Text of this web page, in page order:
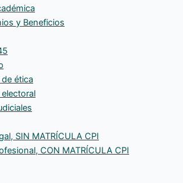
y Beneficios
ética
SIN MATRÍCULA CPI
CON MATRÍCULA CPI